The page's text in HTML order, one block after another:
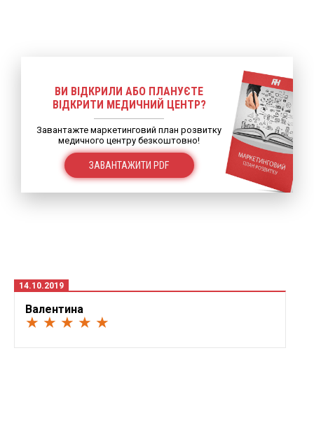
ВИ ВІДКРИЛИ АБО ПЛАНУЄТЕ
ВІДКРИТИ МЕДИЧНИЙ ЦЕНТР?
Завантажте маркетинговий план розвитку
медичного центру безкоштовно!
ЗАВАНТАЖИТИ PDF
14.10.2019
Валентина
★ ★ ★ ★ ★